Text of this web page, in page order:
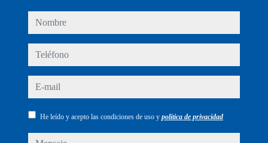
nombre
teléfono
e-mail
He leído y acepto las condiciones de uso y política de privacidad
mensaje